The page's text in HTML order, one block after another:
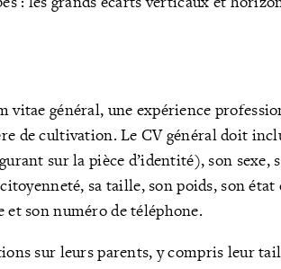
général, une expérience
de cultivation. Le CV général doit
sur la pièce d’identité), son sexe,
sa taille, son poids, son état
et son numéro de téléphone.
sur leurs parents, y compris leur